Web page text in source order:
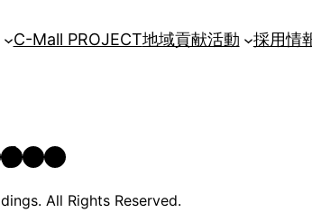
C-Mall PROJECT地域貢献活動 採用情
TikTok
Instagram
Facebook
All Rights Reserved.